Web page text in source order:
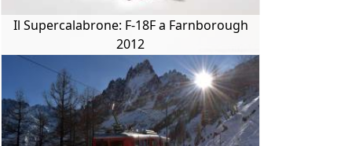
Il Supercalabrone: F-18F a Farnborough
2012